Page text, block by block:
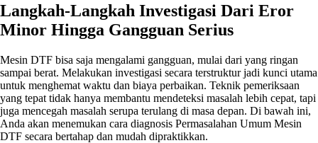
Langkah-Langkah Investigasi Dari Eror
Minor Hingga Gangguan Serius
Mesin DTF bisa saja mengalami gangguan, mulai dari yang ringan
sampai berat. Melakukan investigasi secara terstruktur jadi kunci utama
untuk menghemat waktu dan biaya perbaikan. Teknik pemeriksaan
yang tepat tidak hanya membantu mendeteksi masalah lebih cepat, tapi
juga mencegah masalah serupa terulang di masa depan. Di bawah ini,
Anda akan menemukan cara diagnosis Permasalahan Umum Mesin
DTF secara bertahap dan mudah dipraktikkan.